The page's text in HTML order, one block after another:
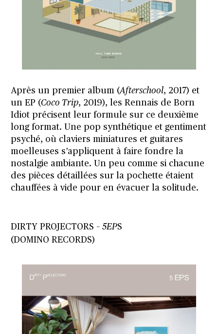
Après un premier album (Afterschool, 2017) et
un EP (Coco Trip, 2019), les Rennais de Born
Idiot précisent leur formule sur ce deuxième
long format. Une pop synthétique et gentiment
psyché, où claviers miniatures et guitares
moelleuses s’appliquent à faire fondre la
nostalgie ambiante. Un peu comme si chacune
des pièces détaillées sur la pochette étaient
chauffées à vide pour en évacuer la solitude.
DIRTY PROJECTORS –5EPS
(DOMINO RECORDS)